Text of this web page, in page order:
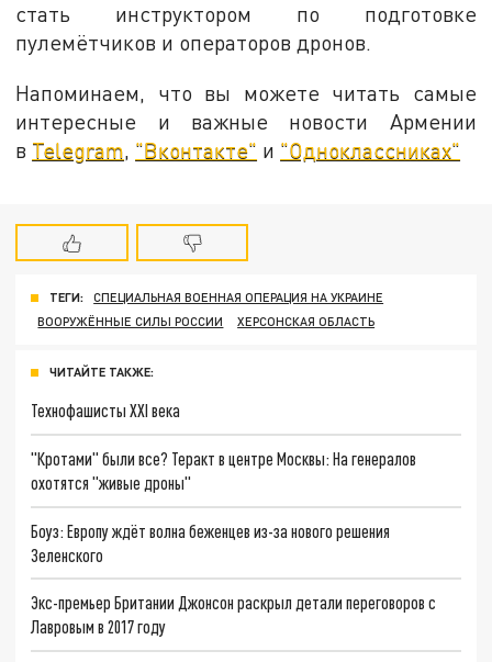
стать инструктором по подготовке
пулемётчиков и операторов дронов.
Напоминаем, что вы можете читать самые
интересные и важные новости Армении
в Telegram, "Вконтакте" и "Одноклассниках"
ТЕГИ:
СПЕЦИАЛЬНАЯ ВОЕННАЯ ОПЕРАЦИЯ НА УКРАИНЕ
ВООРУЖЁННЫЕ СИЛЫ РОССИИ
ХЕРСОНСКАЯ ОБЛАСТЬ
ЧИТАЙТЕ ТАКЖЕ:
Технофашисты XXI века
"Кротами" были все? Теракт в центре Москвы: На генералов
охотятся "живые дроны"
Боуз: Европу ждёт волна беженцев из-за нового решения
Зеленского
Экс-премьер Британии Джонсон раскрыл детали переговоров с
Лавровым в 2017 году